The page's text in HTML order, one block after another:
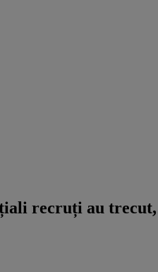
recruți au